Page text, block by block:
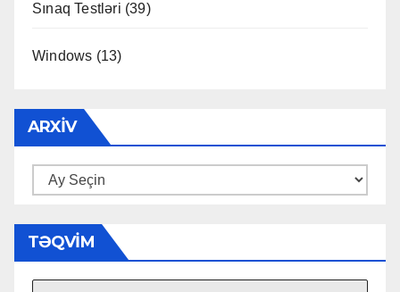
Sınaq Testləri (39)
Windows (13)
ARXIV
Arxiv
TƏQVIM